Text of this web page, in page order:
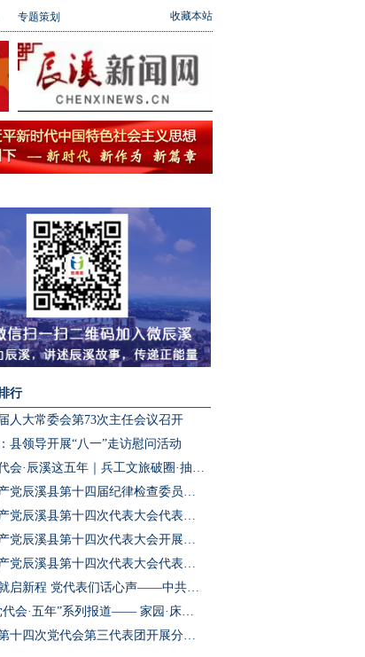
收藏本站
专题策划
行
人大常委会第73次主任会议召开
县领导开展“八一”走访慰问活动
聚焦党代会·辰溪这五年｜兵工文旅破圈·抽水蓄能冲刺·园区集群成势 辰溪把产业“老底子”变为发展“新引擎”
中国共产党辰溪县第十四届纪律检查委员会第一次全体会议召开
中国共产党辰溪县第十四次代表大会代表团第四次会议开展分团预选
中国共产党辰溪县第十四次代表大会开展代表团第三次会议分团讨论
中国共产党辰溪县第十四次代表大会代表团第二次会议开展分团讨论
蓝图绘就启新程 党代表们话心声——中共辰溪县第十四次党代会代表访谈
“聚焦党代会·五年”系列报道—— 家园·床位·课桌三个坐标读懂辰溪民生温度
辰溪县第十四次党代会第三代表团开展分团讨论